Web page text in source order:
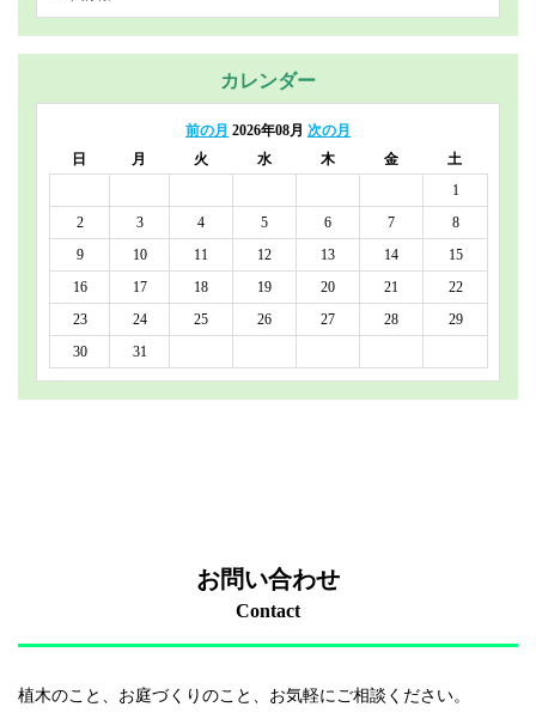
カレンダー
前の月 2026年08月 次の月
日
月 火 水 木 金
土
1
2
3 4 5 6 7
8
9
10 11 12 13 14
15
16
17 18 19 20 21
22
23
24 25 26 27 28
29
30
31
お問い合わせ
Contact
植木のこと、お庭づくりのこと、お気軽にご相談ください。